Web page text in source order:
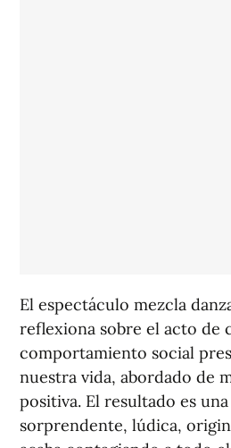
El espectáculo mezcla
reflexiona sobre el acto de
comportamiento social
nuestra vida, abordado de
positiva. El resultado es
sorprendente, lúdica,